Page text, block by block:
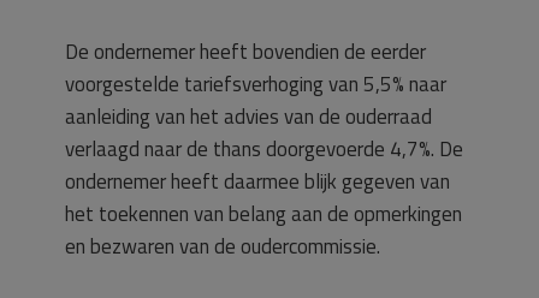
De ondernemer heeft bovendien de eerder
voorgestelde tariefsverhoging van 5,5% naar
aanleiding van het advies van de ouderraad
verlaagd naar de thans doorgevoerde 4,7%. De
ondernemer heeft daarmee blijk gegeven van
het toekennen van belang aan de opmerkingen
en bezwaren van de oudercommissie.